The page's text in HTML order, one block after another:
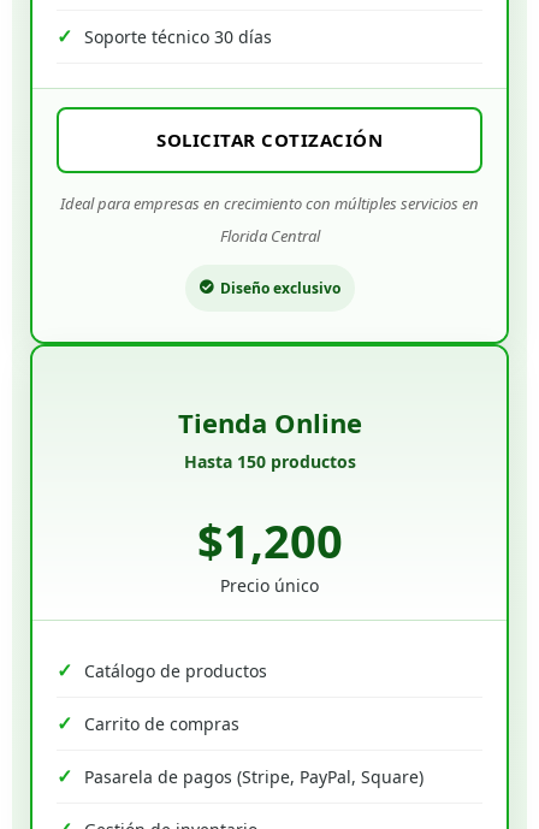
Soporte técnico 30 días
SOLICITAR COTIZACIÓN
Ideal para empresas en crecimiento con múltiples servicios en
Florida Central
Diseño exclusivo
Tienda Online
Hasta 150 productos
$1,200
Precio único
Catálogo de productos
Carrito de compras
Pasarela de pagos (Stripe, PayPal, Square)